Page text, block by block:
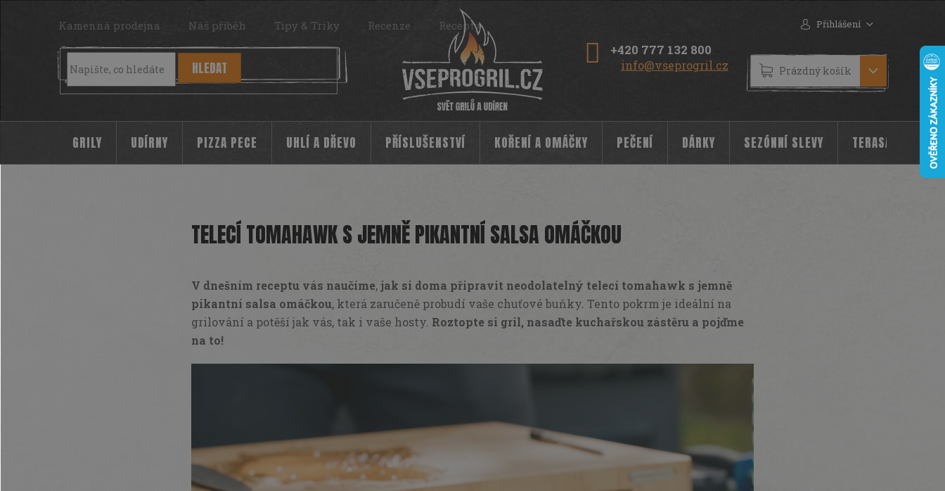
+420 777 132 800
info@vseprogril.cz
Kamenná prodejna Náš příběh Tipy & Triky Recenze Recepty Přihlášení
HLEDAT
NÁKUPNÍ
KOŠÍK
Prázdný košík
GRILY UDÍRNY PIZZA PECE UHLÍ A DŘEVO PŘÍSLUŠENSTVÍ KOŘENÍ A OMÁČKY PEČENÍ DÁRKY SEZÓNNÍ SLEVY TERASA
TELECÍ TOMAHAWK S JEMNĚ PIKANTNÍ SALSA OMÁČKOU
V dnešním receptu vás naučíme, jak si doma připravit neodolatelný telecí tomahawk s jemně
pikantní salsa omáčkou, která zaručeně probudí vaše chuťové buňky. Tento pokrm je ideální na
grilování a potěší jak vás, tak i vaše hosty. Roztopte si gril, nasaďte kuchařskou zástěru a pojďme
na to!